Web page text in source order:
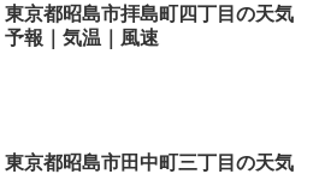
東京都昭島市拝島町四丁目の天気
予報｜気温｜風速
東京都昭島市田中町三丁目の天気